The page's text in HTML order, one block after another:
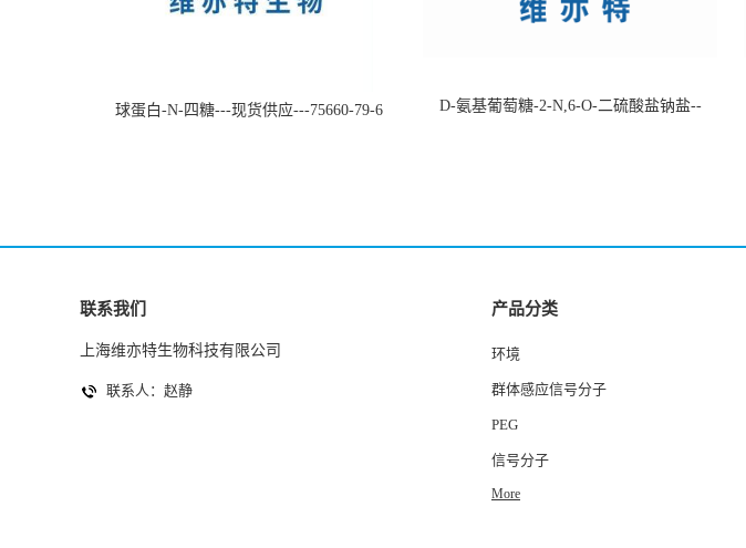
球蛋白-N-四糖---现货供应---75660-79-6
D-氨基葡萄糖-2-N,6-O-二硫酸盐钠盐--
联系我们
上海维亦特生物科技有限公司
联系人：赵静
产品分类
环境
群体感应信号分子
PEG
信号分子
More